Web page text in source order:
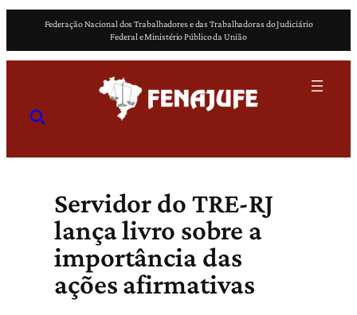
o
Federação Nacional dos Trabalhadores e das Trabalhadoras do Judiciário
Federal e Ministério Público da União
Servidor do TRE-RJ
lança livro sobre a
importância das
ações afirmativas